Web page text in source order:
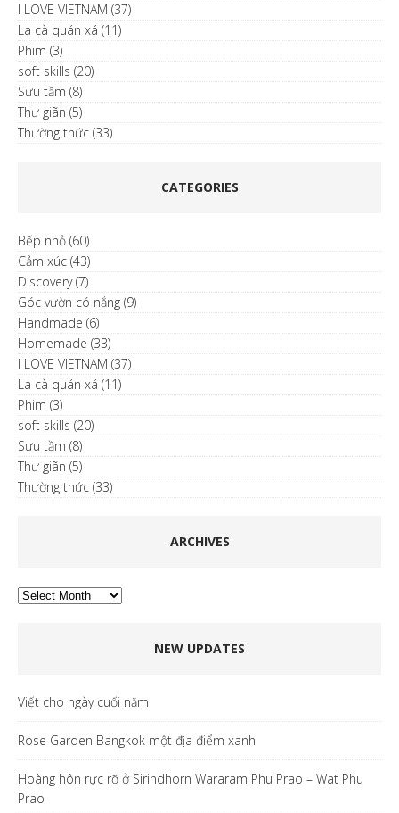
I LOVE VIETNAM (37)
La cà quán xá (11)
Phim (3)
soft skills (20)
Sưu tầm (8)
Thư giãn (5)
Thường thức (33)
CATEGORIES
Bếp nhỏ (60)
Cảm xúc (43)
Discovery(7)
Góc vườn có nắng (9)
Handmade (6)
Homemade (33)
I LOVE VIETNAM (37)
La cà quán xá (11)
Phim (3)
soft skills (20)
Sưu tầm (8)
Thư giãn (5)
Thường thức (33)
ARCHIVES
Archives
NEW UPDATES
Viết cho ngày cuối năm
Rose Garden Bangkok một địa điểm xanh
Hoàng hôn rực rỡ ở Sirindhorn Wararam Phu Prao – Wat Phu
Prao